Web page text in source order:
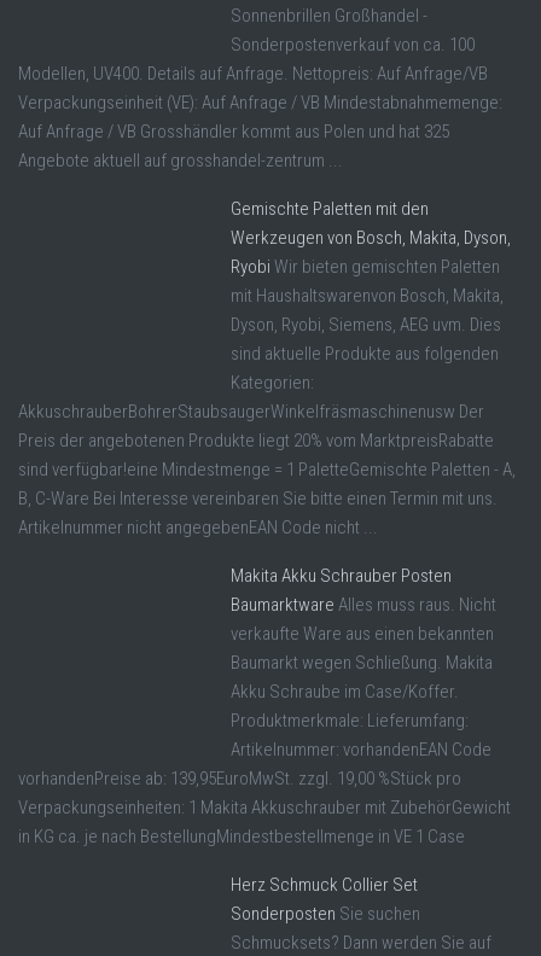
Sonnenbrillen Großhandel -
Sonderpostenverkauf von ca. 100
Modellen, UV400. Details auf Anfrage. Nettopreis: Auf Anfrage/VB
Verpackungseinheit (VE): Auf Anfrage / VB Mindestabnahmemenge:
Auf Anfrage / VB Grosshändler kommt aus Polen und hat 325
Angebote aktuell auf grosshandel-zentrum ...
Gemischte Paletten mit den
Werkzeugen von Bosch, Makita, Dyson,
Ryobi Wir bieten gemischten Paletten
mit Haushaltswarenvon Bosch, Makita,
Dyson, Ryobi, Siemens, AEG uvm. Dies
sind aktuelle Produkte aus folgenden
Kategorien:
AkkuschrauberBohrerStaubsaugerWinkelfräsmaschinenusw Der
Preis der angebotenen Produkte liegt 20% vom MarktpreisRabatte
sind verfügbar!eine Mindestmenge = 1 PaletteGemischte Paletten - A,
B, C-Ware Bei Interesse vereinbaren Sie bitte einen Termin mit uns.
Artikelnummer nicht angegebenEAN Code nicht ...
Makita Akku Schrauber Posten
Baumarktware Alles muss raus. Nicht
verkaufte Ware aus einen bekannten
Baumarkt wegen Schließung. Makita
Akku Schraube im Case/Koffer.
Produktmerkmale: Lieferumfang:
Artikelnummer: vorhandenEAN Code
vorhandenPreise ab: 139,95EuroMwSt. zzgl. 19,00 %Stück pro
Verpackungseinheiten: 1 Makita Akkuschrauber mit ZubehörGewicht
in KG ca. je nach BestellungMindestbestellmenge in VE 1 Case
Herz Schmuck Collier Set
Sonderposten Sie suchen
Schmucksets? Dann werden Sie auf